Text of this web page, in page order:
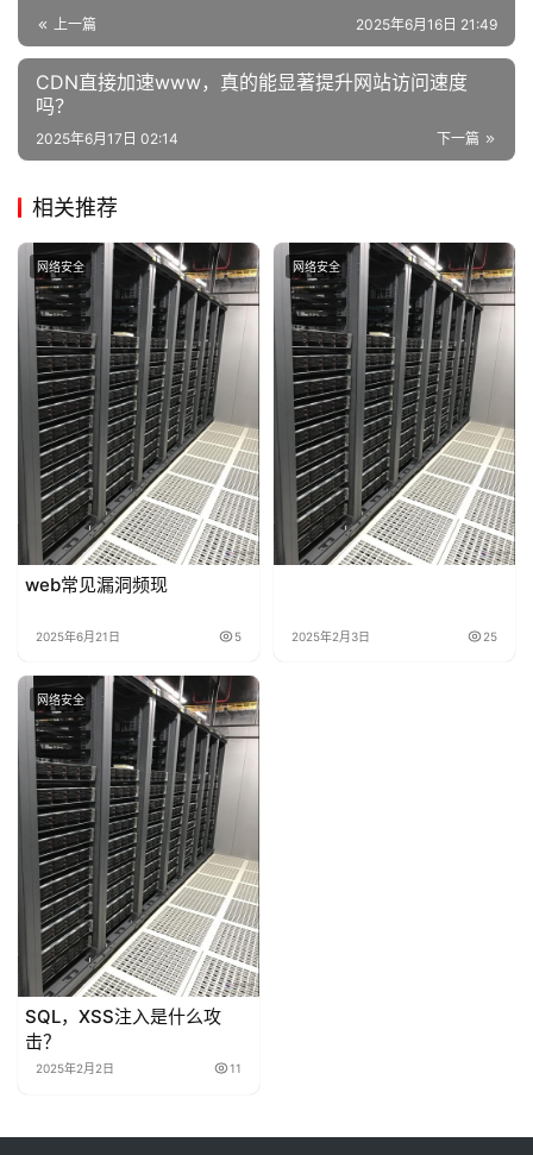
上一篇 2025年6月16日 21:49
CDN直接加速www，真的能显著提升网站访问速度
吗？
下一篇
2025年6月17日 02:14
相关推荐
网络安全
web常见漏洞频现
2025年6月21日 5
网络安全
2025年2月3日 25
网络安全
SQL，XSS注入是什么攻
击？
2025年2月2日 11